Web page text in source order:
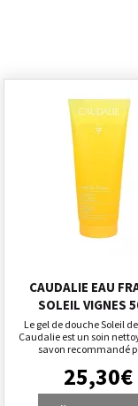
CAUDALIE EAU
SOLEIL VIGNES
Le gel de douche Soleil
Caudalie est un soin
savon recommandé
25,30€